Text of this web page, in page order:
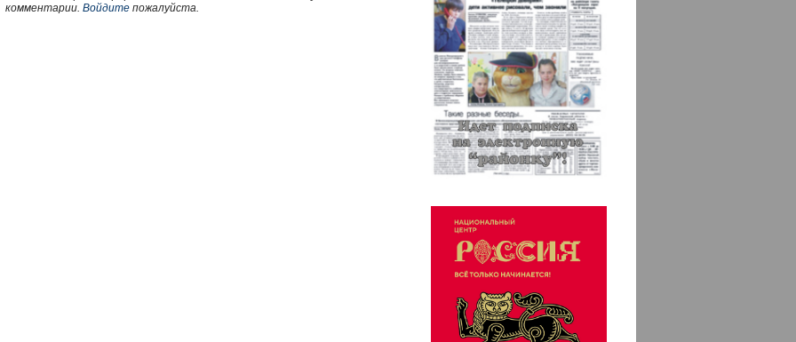
комментарии. Войдитепожалуйста.